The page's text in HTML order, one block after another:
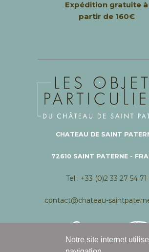
Expédition gratuite à
partir de 160€
CHATEAU DE SAINT
72610 SAINT PATERNE -
Tel : +33 (0)2 33 27 54 71
contact@chateau-
Notre site internet